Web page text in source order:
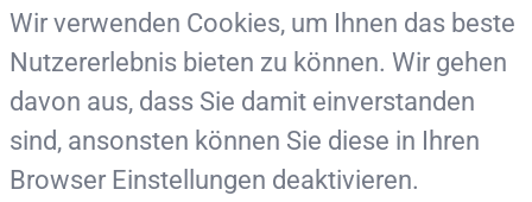
Wir verwenden Cookies, um Ihnen das beste
Nutzererlebnis bieten zu können. Wir gehen
davon aus, dass Sie damit einverstanden
sind, ansonsten können Sie diese in Ihren
Browser Einstellungen deaktivieren.